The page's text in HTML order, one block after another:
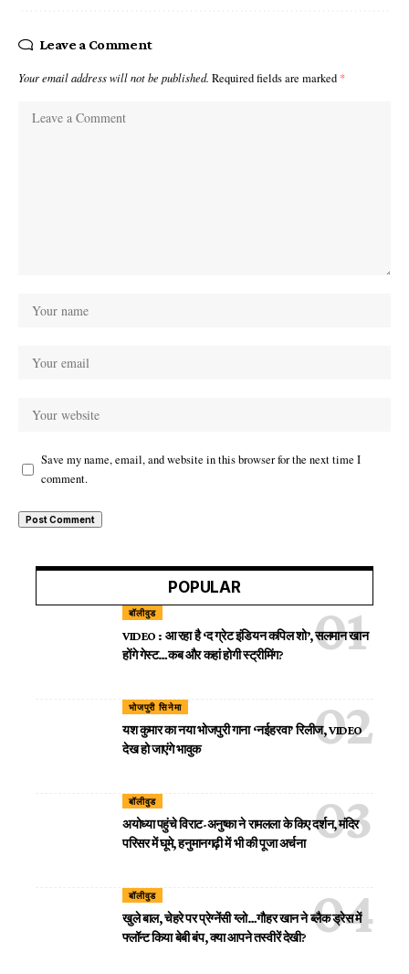
Leave a Comment
Your email address will not be published. Required fields are marked *
Save my name, email, and website in this browser for the next time I
comment.
POPULAR
बॉलीवुड
VIDEO : आ रहा है ‘द ग्रेट इंडियन कपिल शो’, सलमान खान
होंगे गेस्ट…कब और कहां होगी स्ट्रीमिंग?
भोजपुरी सिनेमा
यश कुमार का नया भोजपुरी गाना ‘नईहरवा’ रिलीज, VIDEO
देख हो जाएंगे भावुक
बॉलीवुड
अयोध्या पहुंचे विराट-अनुष्का ने रामलला के किए दर्शन, मंदिर
परिसर में घूमे, हनुमानगढ़ी में भी की पूजा अर्चना
बॉलीवुड
खुले बाल, चेहरे पर प्रेग्नेंसी ग्लो…गौहर खान ने ब्लैक ड्रेस में
फ्लॉन्ट किया बेबी बंप, क्या आपने तस्वीरें देखी?